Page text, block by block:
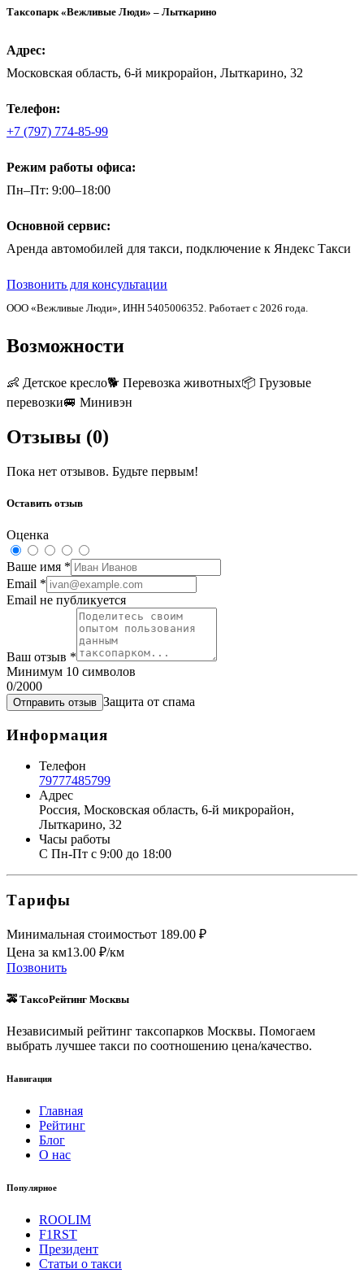
Таксопарк «Вежливые Люди» – Лыткарино
Адрес:
Московская область, 6-й микрорайон, Лыткарино, 32
Телефон:
+7 (797) 774-85-99
Режим работы офиса:
Пн–Пт: 9:00–18:00
Основной сервис:
Аренда автомобилей для такси, подключение к Яндекс Такси
Позвонить для консультации
ООО «Вежливые Люди», ИНН 5405006352. Работает с 2026 года.
Возможности
👶 Детское кресло🐕 Перевозка животных📦 Грузовые
перевозки🚐 Минивэн
Отзывы (0)
Пока нет отзывов. Будьте первым!
Оставить отзыв
Оценка
Ваше имя *
Email *
Email не публикуется
Ваш отзыв *
Минимум 10 символов
0/2000
Отправить отзыв Защита от спама
Информация
Телефон
79777485799
Адрес
Россия, Московская область, 6-й микрорайон,
Лыткарино, 32
Часы работы
С Пн-Пт с 9:00 до 18:00
Тарифы
Минимальная стоимостьот 189.00 ₽
Цена за км13.00 ₽/км
Позвонить
🚕 ТаксоРейтинг Москвы
Независимый рейтинг таксопарков Москвы. Помогаем
выбрать лучшее такси по соотношению цена/качество.
Навигация
Главная
Рейтинг
Блог
О нас
Популярное
ROOLIM
F1RST
Президент
Статьи о такси